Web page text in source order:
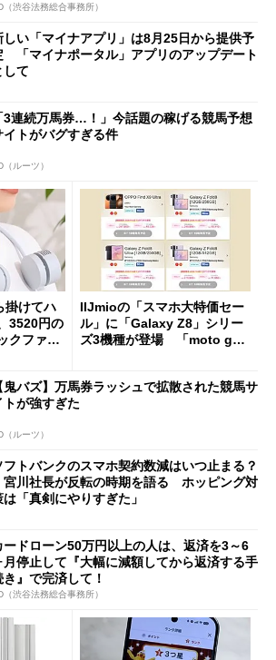
（渋谷法務総合事務所）
しい「マイナアプリ」は8月25日から提供予
「マイナポータル」アプリのアップデート
して
3連続万馬券…！」今話題の稼げる競馬予想
イトがバグすぎる件
（ルーツ）
掛けてハ
3520円の
クファ
IIJmioの「スマホ大特価セー
ル」に「Galaxy Z8」シリー
ズ3機種が登場 「moto g37
鬼バズ】万馬券ラッシュで拡散された競馬サ
トが強すぎた
（ルーツ）
フトバンクのスマホ契約数減はいつ止まる？
川社長が反転の時期を語る ホッピング対
は「真剣にやりすぎた」
ードローン50万円以上の人は、返済を3～6
月停止して『大幅に減額してから返済する手
き』で完済して！
（渋谷法務総合事務所）